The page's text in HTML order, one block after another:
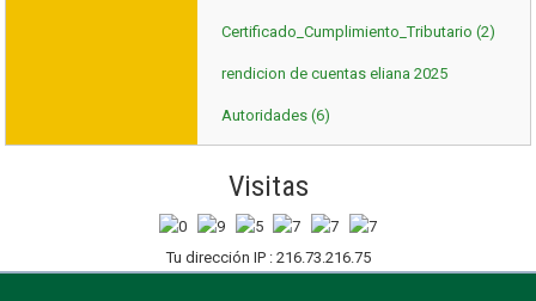
Certificado_Cumplimiento_Tributario (2)
rendicion de cuentas eliana 2025
Autoridades (6)
Visitas
Tu dirección IP : 216.73.216.75